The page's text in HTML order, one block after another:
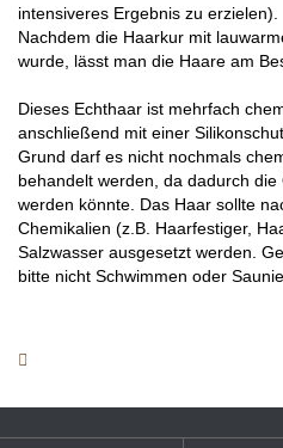
intensiveres Ergebnis zu erzielen).
Nachdem die Haarkur mit
wurde, lässt man die Haare am
Dieses Echthaar ist mehrfach
anschließend mit einer
Grund darf es nicht nochmals
behandelt werden, da dadurch
werden könnte. Das Haar sollte
Chemikalien (z.B. Haarfestiger,
Salzwasser ausgesetzt werden.
bitte nicht Schwimmen oder